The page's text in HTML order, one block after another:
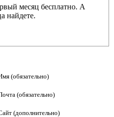
месяц бесплатно. А
найдете.
(обязательно)
(обязательно)
(дополнительно)